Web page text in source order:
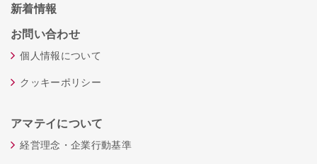
新着情報
お問い合わせ
個人情報について
クッキーポリシー
アマテイについて
経営理念・企業行動基準